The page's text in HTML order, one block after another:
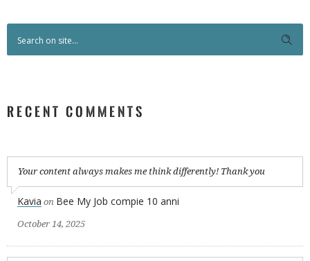
RECENT COMMENTS
Your content always makes me think differently! Thank you
Kavia on Bee My Job compie 10 anni
October 14, 2025